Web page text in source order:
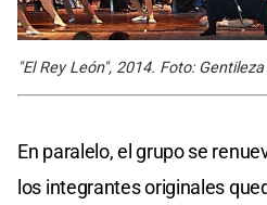
"El Rey León", 2014. Foto:
En paralelo, el grupo se
los integrantes originales